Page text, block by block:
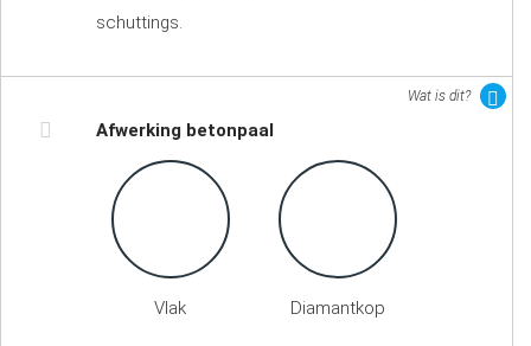
schuttings.
Wat is dit?
Afwerking betonpaal
Vlak Diamantkop